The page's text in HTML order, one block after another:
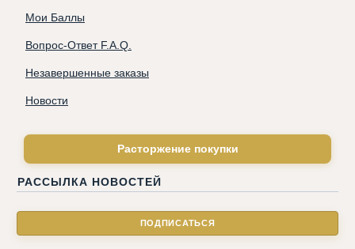
Мои Баллы
Вопрос-Ответ F.A.Q.
Незавершенные заказы
Новости
Расторжение покупки
РАССЫЛКА НОВОСТЕЙ